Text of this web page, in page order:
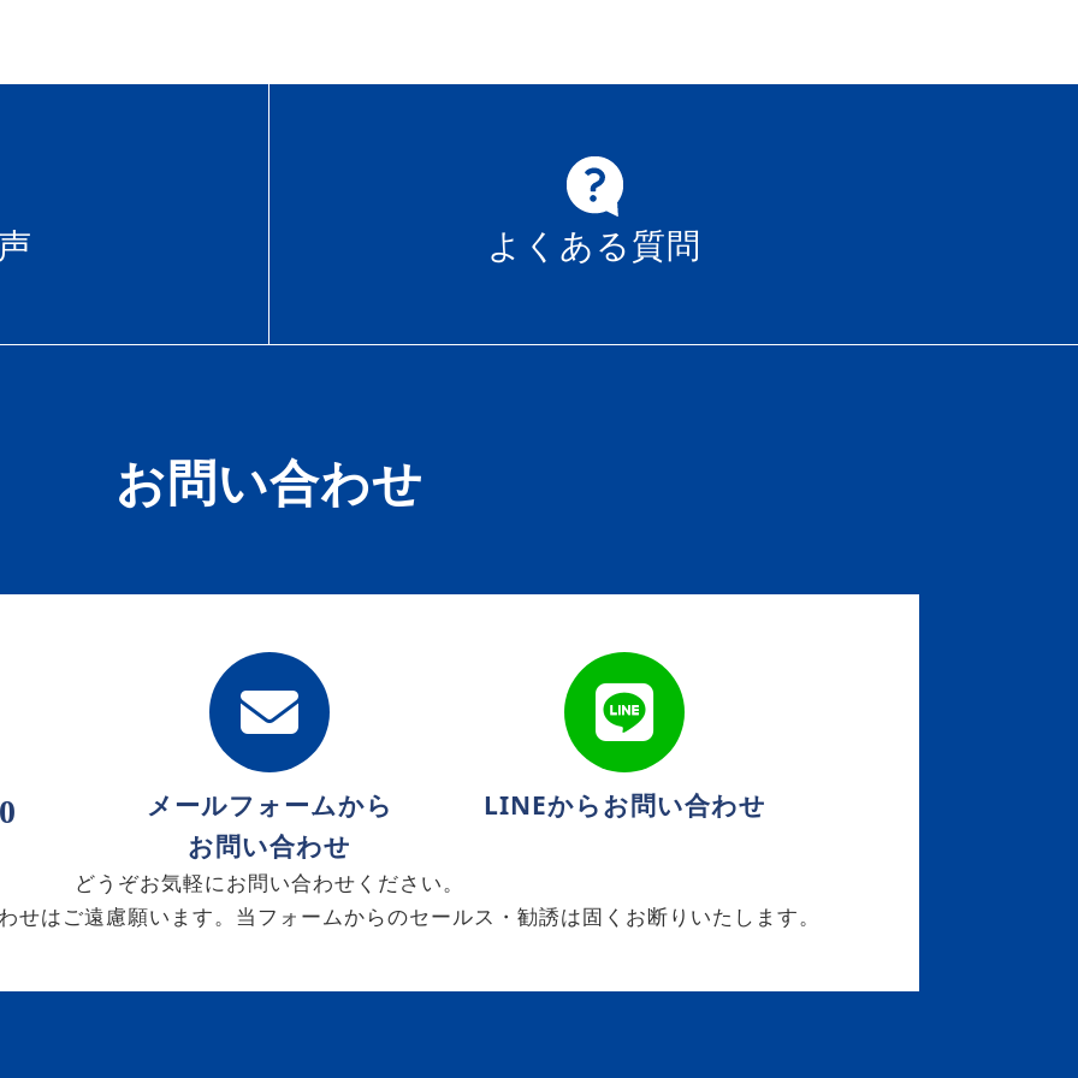
よくある質問
お問い合わせ
メールフォームから
お問い合わせ
LINEからお問い合わせ
どうぞお気軽にお問い合わせください。
はご遠慮願います。当フォームからのセールス・勧誘は固くお断りいたします。